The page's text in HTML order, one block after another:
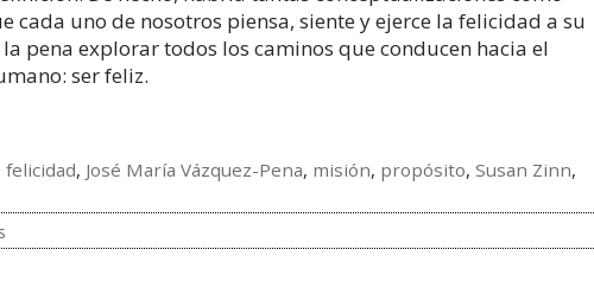
cada uno de nosotros piensa, siente y ejerce la felicidad a su
pena explorar todos los caminos que conducen hacia el
ser feliz.
felicidad, José María Vázquez-Pena, misión, propósito, Susan Zinn,